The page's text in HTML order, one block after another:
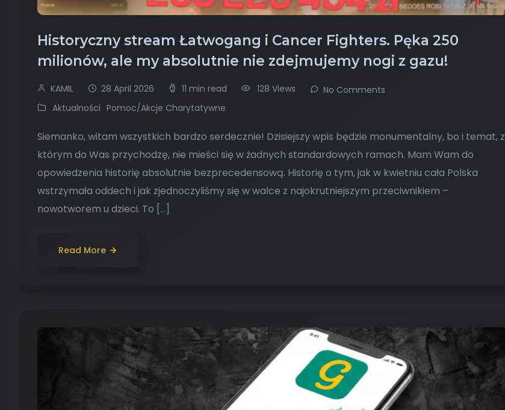
Historyczny stream Łatwogang i Cancer Fighters. Pęka 250
milionów, ale my absolutnie nie zdejmujemy nogi z gazu!
KAMIL 28 April 2026 11 min read 128 Views
No Comments
Aktualności Pomoc/Akcje Charytatywne
Siemanko, witam wszystkich bardzo serdecznie! Dzisiejszy wpis będzie monumentalny, bo i temat, z
którym do Was przychodzę, nie mieści się w żadnych standardowych ramach. Mam Wam do
opowiedzenia historię absolutnie bezprecedensową. Historię o tym, jak w kwietniu cała Polska
wstrzymała oddech i jak zjednoczyliśmy się w walce z najokrutniejszym przeciwnikiem –
nowotworem u dzieci. To […]
Read More